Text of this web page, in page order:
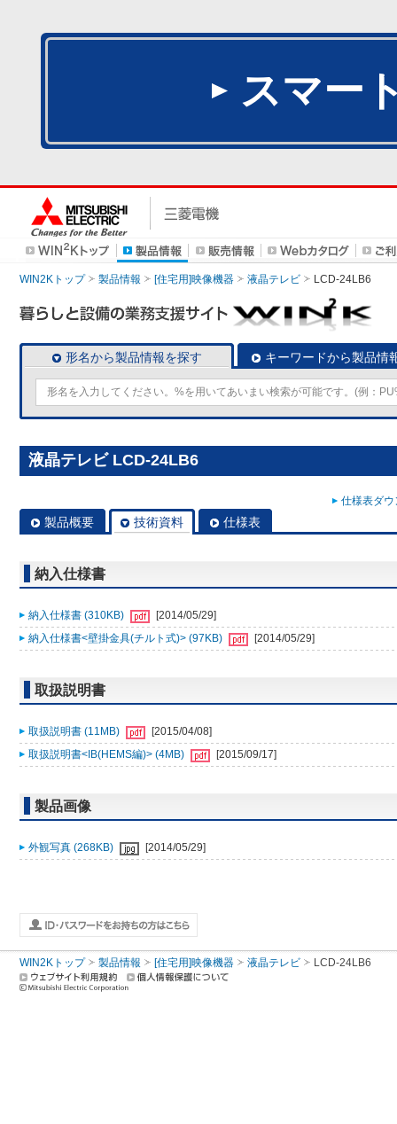
スマー
WIN2Kトップ 製品情報 [住宅用]映像機器 液晶テレビ LCD-24LB6
形名から製品情報を探す キーワードから製品情
液晶テレビ LCD-24LB6
仕様表ダ
製品概要 技術資料 仕様表
納入仕様書
納入仕様書 (310KB)
[2014/05/29]
納入仕様書<壁掛金具(チルト式)> (97KB)
[2014/05/29]
取扱説明書
取扱説明書 (11MB)
[2015/04/08]
取扱説明書<IB(HEMS編)> (4MB)
[2015/09/17]
製品画像
外観写真 (268KB) [2014/05/29]
WIN2Kトップ 製品情報 [住宅用]映像機器 液晶テレビ LCD-24LB6